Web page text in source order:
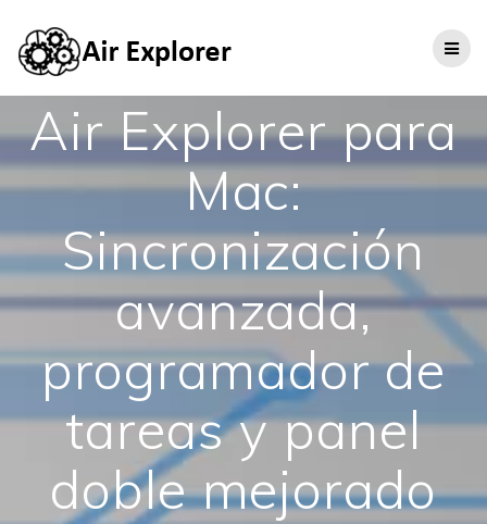
Air Explorer para
Mac:
Sincronización
avanzada,
programador de
tareas y panel
doble mejorado